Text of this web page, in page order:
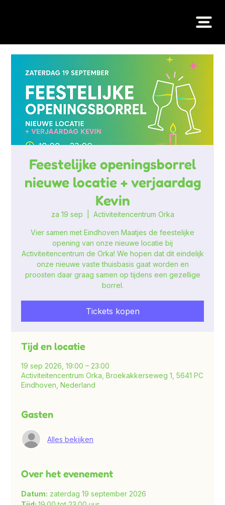
Feestelijke openingsborrel
nieuwe locatie + verjaardag
Kevin
za 19 sep Activiteitencentrum Orka
Vier samen met Eindhoven Maatjes de feestelijke
opening van onze nieuwe locatie bij
Activiteitencentrum de Orka! We hopen dat dit eindelijk
onze nieuwe vaste thuisbasis gaat worden en
proosten daar graag samen op tijdens een gezellige
borrel.
Tickets kopen
Tijd en locatie
19 sep 2026, 19:00 – 23:00
Activiteitencentrum Orka, Broekakkerseweg 1, 5641 PC
Eindhoven, Nederland
Gasten
Alles bekijken
Over het evenement
Datum: zaterdag 19 september 2026